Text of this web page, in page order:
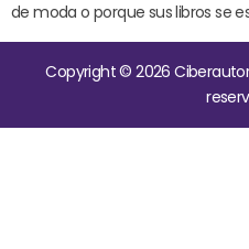
de moda o porque sus libros se
Copyright © 2026